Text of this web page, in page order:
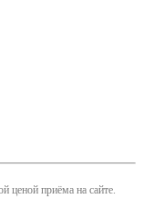
ценой приёма на сайте.